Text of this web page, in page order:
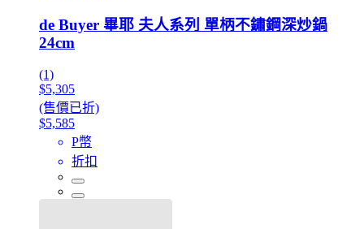
de Buyer 畢耶 夫人系列 單柄不鏽鋼深炒鍋
24cm
(1)
$5,305
(售價已折)
$5,585
P幣
折扣